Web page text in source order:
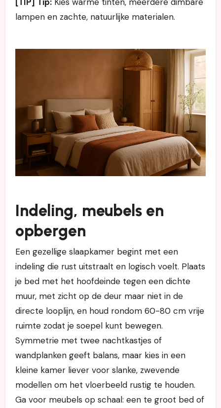
lampen en zachte, natuurlijke materialen.
Indeling, meubels en
opbergen
Een gezellige slaapkamer begint met een
indeling die rust uitstraalt en logisch voelt. Plaats
je bed met het hoofdeinde tegen een dichte
muur, met zicht op de deur maar niet in de
directe looplijn, en houd rondom 60-80 cm vrije
ruimte zodat je soepel kunt bewegen.
Symmetrie met twee nachtkastjes of
wandplanken geeft balans, maar kies in een
kleine kamer liever voor slanke, zwevende
modellen om het vloerbeeld rustig te houden.
Ga voor meubels op schaal: een te groot bed of